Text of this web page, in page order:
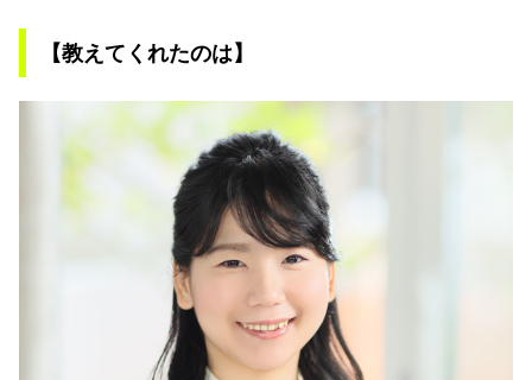
【教えてくれたのは】